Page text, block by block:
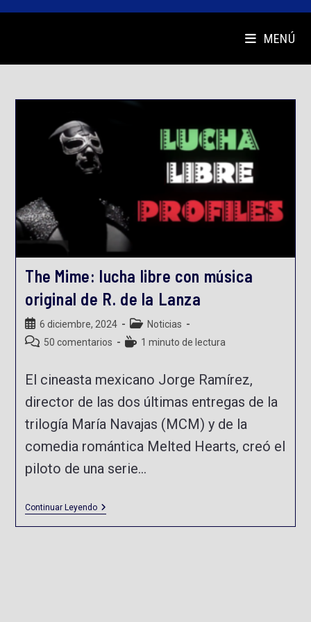
MENÚ
The Mime: lucha libre con música
original de R. de la Lanza
6 diciembre, 2024
Noticias
50 comentarios
1 minuto de lectura
El cineasta mexicano Jorge Ramírez,
director de las dos últimas entregas de la
trilogía María Navajas (MCM) y de la
comedia romántica Melted Hearts, creó el
piloto de una serie…
Continuar Leyendo